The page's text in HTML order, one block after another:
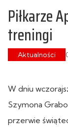
Piłkarze
treningi
Aktualności
W dniu
Szymona
przerwie